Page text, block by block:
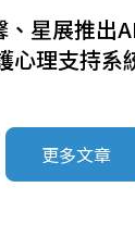
、星展推出
心理支持系
更多文章